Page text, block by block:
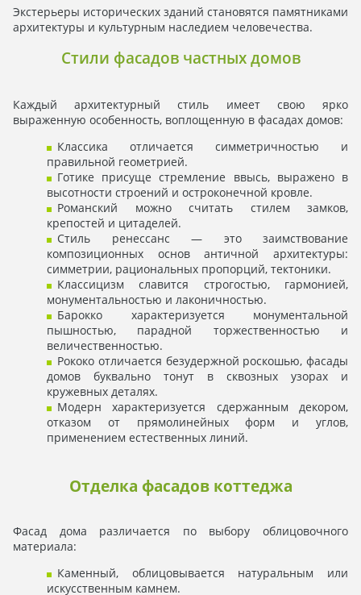
Экстерьеры исторических зданий становятся памятниками
архитектуры и культурным наследием человечества.
Стили фасадов частных домов
Каждый архитектурный стиль имеет свою ярко
выраженную особенность, воплощенную в фасадах домов:
Классика отличается симметричностью и
правильной геометрией.
Готике присуще стремление ввысь, выражено в
высотности строений и остроконечной кровле.
Романский можно считать стилем замков,
крепостей и цитаделей.
Стиль ренессанс — это заимствование
композиционных основ античной архитектуры:
симметрии, рациональных пропорций, тектоники.
Классицизм славится строгостью, гармонией,
монументальностью и лаконичностью.
Барокко характеризуется монументальной
пышностью, парадной торжественностью и
величественностью.
Рококо отличается безудержной роскошью, фасады
домов буквально тонут в сквозных узорах и
кружевных деталях.
Модерн характеризуется сдержанным декором,
отказом от прямолинейных форм и углов,
применением естественных линий.
Отделка фасадов коттеджа
Фасад дома различается по выбору облицовочного
материала:
Каменный, облицовывается натуральным или
искусственным камнем.